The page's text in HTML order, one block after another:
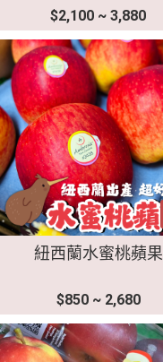
$2,100 ~ 3,880
紐西蘭水蜜桃蘋果
$850 ~ 2,680